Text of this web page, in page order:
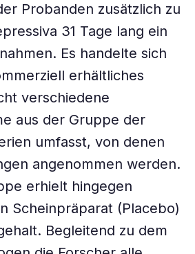
Probanden zusätzlich zu
31 Tage lang ein
Es handelte sich
erhältliches
verschiedene
aus der Gruppe der
umfasst, von denen
angenommen werden.
erhielt hingegen
Scheinpräparat (Placebo)
Begleitend zu dem